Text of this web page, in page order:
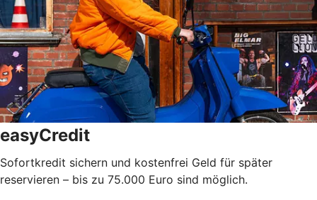
easyCredit
Sofortkredit sichern und kostenfrei Geld für später
reservieren – bis zu 75.000 Euro sind möglich.